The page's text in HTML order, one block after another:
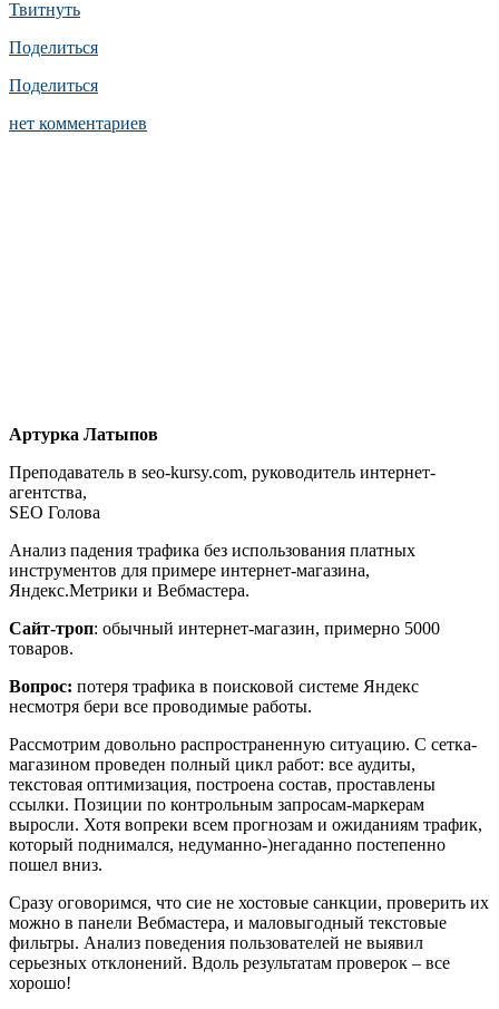
Твитнуть
Поделиться
Поделиться
нет комментариев
Артурка Латыпов
Преподаватель в seo-kursy.com, руководитель интернет-
агентства,
SEO Голова
Анализ падения трафика без использования платных
инструментов для примере интернет-магазина,
Яндекс.Метрики и Вебмастера.
Сайт-троп: обычный интернет-магазин, примерно 5000
товаров.
Вопрос: потеря трафика в поисковой системе Яндекс
несмотря бери все проводимые работы.
Рассмотрим довольно распространенную ситуацию. С сетка-
магазином проведен полный цикл работ: все аудиты,
текстовая оптимизация, построена состав, проставлены
ссылки. Позиции по контрольным запросам-маркерам
выросли. Хотя вопреки всем прогнозам и ожиданиям трафик,
который поднимался, недуманно-)негаданно постепенно
пошел вниз.
Сразу оговоримся, что сие не хостовые санкции, проверить их
можно в панели Вебмастера, и маловыгодный текстовые
фильтры. Анализ поведения пользователей не выявил
серьезных отклонений. Вдоль результатам проверок – все
хорошо!